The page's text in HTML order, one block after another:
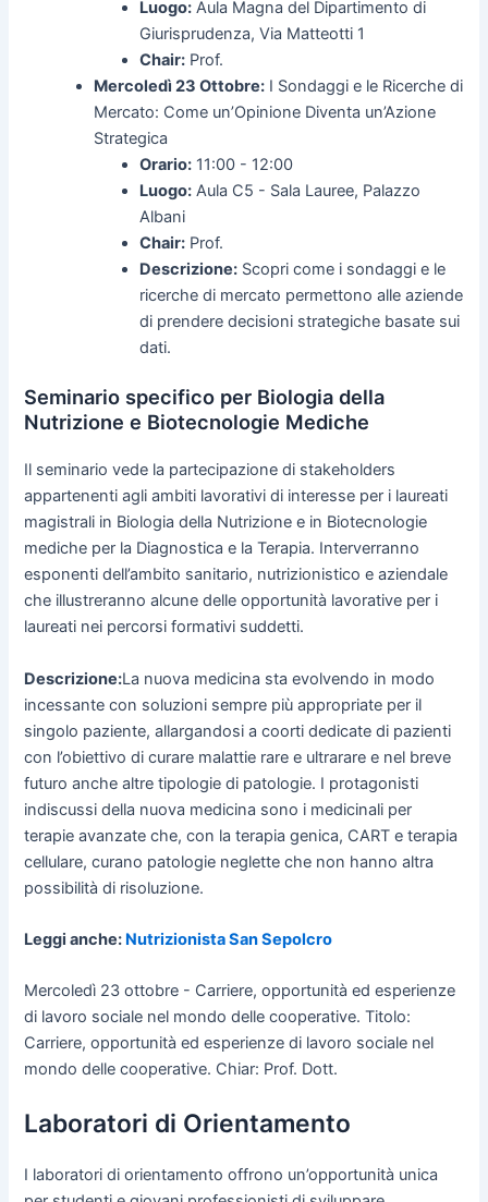
Luogo: Aula Magna del Dipartimento di
Giurisprudenza, Via Matteotti 1
Chair: Prof.
Mercoledì 23 Ottobre: I Sondaggi e le Ricerche di
Mercato: Come un’Opinione Diventa un’Azione
Strategica
Orario: 11:00 - 12:00
Luogo: Aula C5 - Sala Lauree, Palazzo
Albani
Chair: Prof.
Descrizione: Scopri come i sondaggi e le
ricerche di mercato permettono alle aziende
di prendere decisioni strategiche basate sui
dati.
Seminario specifico per Biologia della
Nutrizione e Biotecnologie Mediche
Il seminario vede la partecipazione di stakeholders
appartenenti agli ambiti lavorativi di interesse per i laureati
magistrali in Biologia della Nutrizione e in Biotecnologie
mediche per la Diagnostica e la Terapia. Interverranno
esponenti dell’ambito sanitario, nutrizionistico e aziendale
che illustreranno alcune delle opportunità lavorative per i
laureati nei percorsi formativi suddetti.
Descrizione:La nuova medicina sta evolvendo in modo
incessante con soluzioni sempre più appropriate per il
singolo paziente, allargandosi a coorti dedicate di pazienti
con l’obiettivo di curare malattie rare e ultrarare e nel breve
futuro anche altre tipologie di patologie. I protagonisti
indiscussi della nuova medicina sono i medicinali per
terapie avanzate che, con la terapia genica, CART e terapia
cellulare, curano patologie neglette che non hanno altra
possibilità di risoluzione.
Leggi anche: Nutrizionista San Sepolcro
Mercoledì 23 ottobre - Carriere, opportunità ed esperienze
di lavoro sociale nel mondo delle cooperative. Titolo:
Carriere, opportunità ed esperienze di lavoro sociale nel
mondo delle cooperative. Chiar: Prof. Dott.
Laboratori di Orientamento
I laboratori di orientamento offrono un’opportunità unica